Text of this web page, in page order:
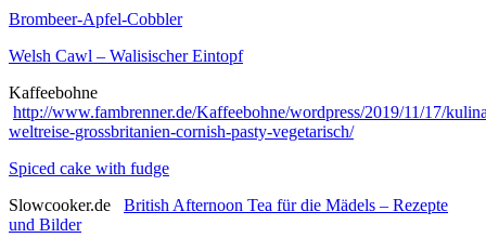
Brombeer-Apfel-Cobbler
Welsh Cawl – Walisischer Eintopf
Kaffeebohne
http://www.fambrenner.de/Kaffeebohne/wordpress/2019/11/17/
weltreise-grossbritanien-cornish-pasty-vegetarisch/
Spiced cake with fudge
Slowcooker.de British Afternoon Tea für die Mädels – Rezepte
und Bilder